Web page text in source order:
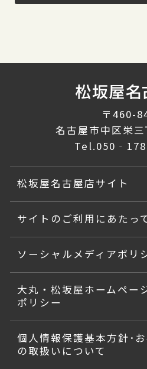
〒460-
名古屋市中区栄
Tel.
松坂屋名古屋店サイト
サイトのご利用にあたっ
ソーシャルメディアポリ
大丸・松坂屋ホームペー
ポリシー
個人情報保護基本方針･
の取扱いについて